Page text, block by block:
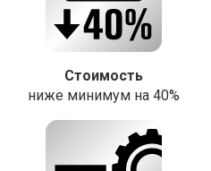
Стоимость
ниже минимум на 40%